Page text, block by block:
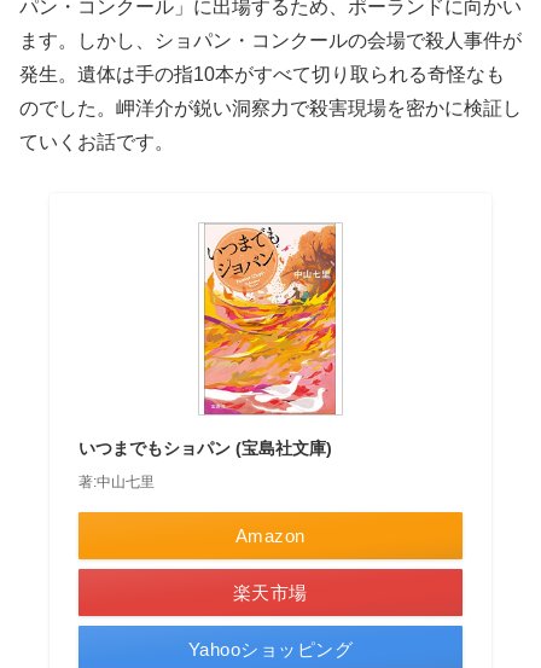
パン・コンクール」に出場するため、ポーランドに向かい
ます。しかし、ショパン・コンクールの会場で殺人事件が
発生。遺体は手の指10本がすべて切り取られる奇怪なも
のでした。岬洋介が鋭い洞察力で殺害現場を密かに検証し
ていくお話です。
いつまでもショパン (宝島社文庫)
著:中山七里
Amazon
楽天市場
Yahooショッピング